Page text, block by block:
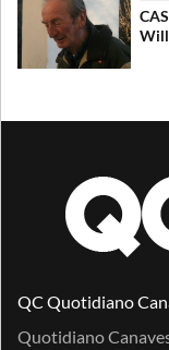
QC Quotidiano
Quotidiano